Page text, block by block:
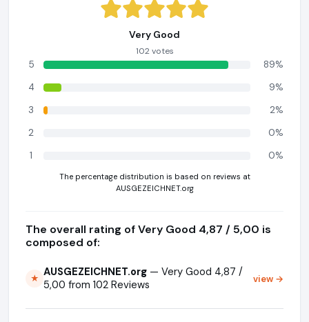
Very Good
102 votes
5
89%
4
9%
3
2%
2
0%
1
0%
The percentage distribution is based on reviews at
AUSGEZEICHNET.org
The overall rating of Very Good 4,87 / 5,00 is
composed of:
★ AUSGEZEICHNET.org — Very Good 4,87 /
5,00 from 102 Reviews
view →